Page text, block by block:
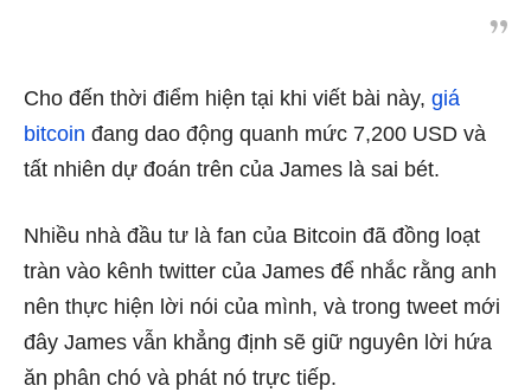
Cho đến thời điểm hiện tại khi viết bài này, giá
bitcoin đang dao động quanh mức 7,200 USD và
tất nhiên dự đoán trên của James là sai bét.
Nhiều nhà đầu tư là fan của Bitcoin đã đồng loạt
tràn vào kênh twitter của James để nhắc rằng anh
nên thực hiện lời nói của mình, và trong tweet mới
đây James vẫn khẳng định sẽ giữ nguyên lời hứa
ăn phân chó và phát nó trực tiếp.